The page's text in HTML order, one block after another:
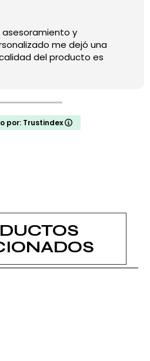
y
me dejó una
del producto es
por: Trustindex